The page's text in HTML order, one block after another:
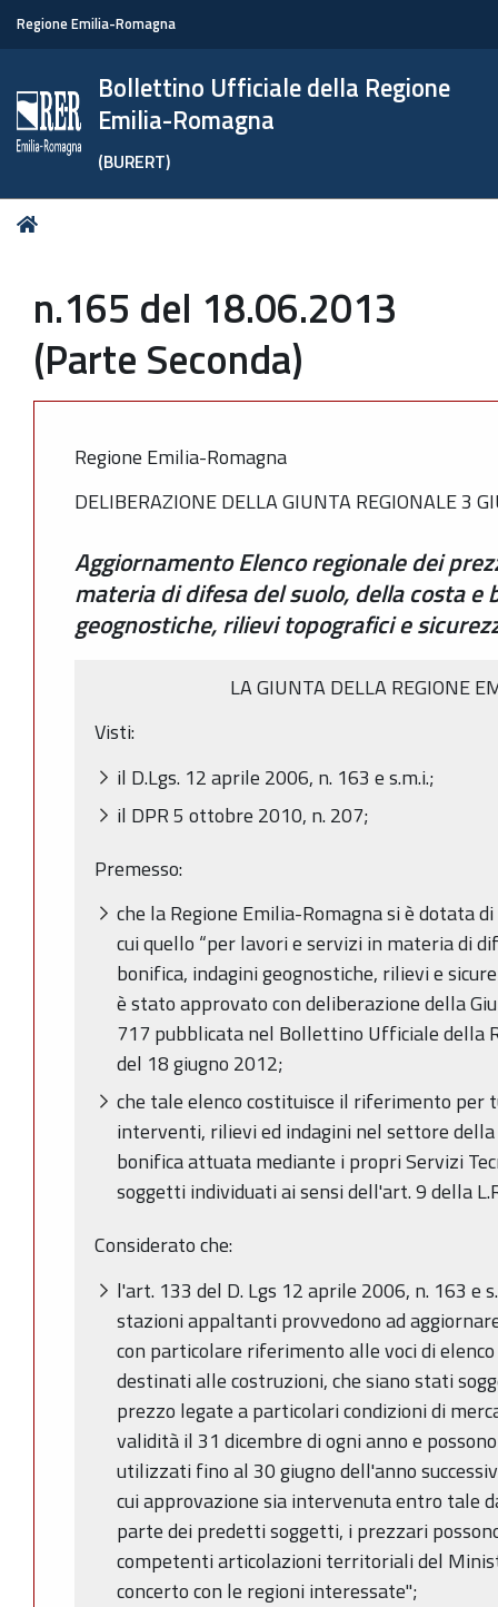
Regione Emilia-Romagna
Bollettino Ufficiale della Regione
Emilia-Romagna
(BURERT)
Tu
n.165 del 18.06.2013
(Parte Seconda)
Regione Emilia-Romagna
DELIBERAZIONE DELLA GIUNTA REGIONALE 3
Aggiornamento Elenco regionale dei
materia di difesa del suolo, della costa e
geognostiche, rilievi topografici e
LA GIUNTA DELLA REGIONE
Visti:
il D.Lgs. 12 aprile 2006, n. 163 e s.m.i.;
il DPR 5 ottobre 2010, n. 207;
Premesso:
che la Regione Emilia-Romagna si è dotata
cui quello “per lavori e servizi in materia di
bonifica, indagini geognostiche, rilievi e
è stato approvato con deliberazione della
717 pubblicata nel Bollettino Ufficiale della
del 18 giugno 2012;
che tale elenco costituisce il riferimento
interventi, rilievi ed indagini nel settore
bonifica attuata mediante i propri Servizi
soggetti individuati ai sensi dell'art. 9 della
Considerato che:
l'art. 133 del D. Lgs 12 aprile 2006, n. 163 e
stazioni appaltanti provvedono ad
con particolare riferimento alle voci di
destinati alle costruzioni, che siano stati
prezzo legate a particolari condizioni di
validità il 31 dicembre di ogni anno e
utilizzati fino al 30 giugno dell'anno
cui approvazione sia intervenuta entro tale
parte dei predetti soggetti, i prezzari
competenti articolazioni territoriali del
concerto con le regioni interessate";